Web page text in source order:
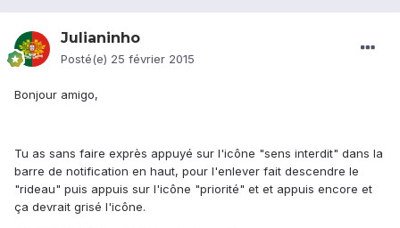
Julianinho
Posté(e) 25 février 2015
Bonjour amigo,
Tu as sans faire exprès appuyé sur l'icône "sens interdit" dans la
barre de notification en haut, pour l'enlever fait descendre le
"rideau" puis appuis sur l'icône "priorité" et et appuis encore et
ça devrait grisé l'icône.